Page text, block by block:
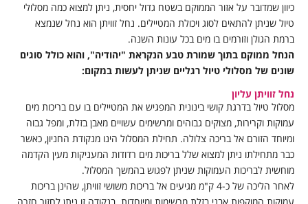
כיוון שמדובר על אזור הממוקם בשטח גדול יחסית, ניתן למצוא כמה מסלולי
טיול שניתן להתאים לסוג ויכולת המטיילים. נחל זוויתן הוא נחל שנמצא
ברמת הגולן וזורמים בו מים בכל עונות השנה.
הנחל ממוקם בתוך שמורת טבע הנקראת "יהודיה", והוא כולל סוגים
שונים של מסלולי טיול רגליים שניתן לעשות במקום:
נחל זוויתן עליון
מסלול טיול בדרגת קושי בינונית המפגיש את המטיילים בו עם בריכות מים
עמוקות וקרירות, מצוקים גבוהים ומרשימים עשויים מאבן בזלת, ומפל גבוה
ומיוחד הזורם אל בריכה צלולה. תחילת המסלול הינו מנקודת החניון, כאשר
כבר מתחילתו ניתן למצוא שלל בריכות מים רדודות המעניקות מעין הקדמה
מוחשית לבריכות העמוקות שניתן לפגוש בהמשך המסלול.
לאחר הליכה של כ-4 ק"מ מגיעים אל בריכות משושי זוויתן, שהינן בריכות